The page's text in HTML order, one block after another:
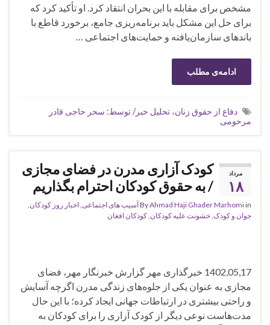
مشخص برای مقابله با این بحران انتقاد کرد. او تأکید کرد که
برای حل این مشکل باید برنامه‌ریزی جامع، برخورد قاطع با
باندهای سازمان‌یافته و حمایت‌های اجتماعی …
ادامه‌ی مطلب
دفاع از حقوق زنان، تحلیل خبر/ توسط: سحر حاجی قادر
مرحومی
مرداد
۱۸
کودک آزاری مدرن در فضای مجازی
/ به حقوق کودکان احترام بگذاریم
ByAhmad Haji Ghader Marhomiin آسیب های اجتماعی اخبار روز کودکان
جوان و کودک خشونت علیه کودکان کودکان افغان
1402,05,17 خبرگذاری مهر گزارش خبرنگار مهر، فضای
مجازی به عنوان یکی از جلوه‌های زندگی مدرن اگرچه آسایش
و راحتی بیشتری در ارتباطات جهانی ایجاد کرده؛ با این حال
مدت‌هاست نوعی دیگر از کودک آزاری را برای کودکان به